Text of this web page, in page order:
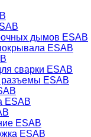
дымов ESAB
ESAB
сварки ESAB
разъемы ESAB
ESAB
ESAB
ESAB